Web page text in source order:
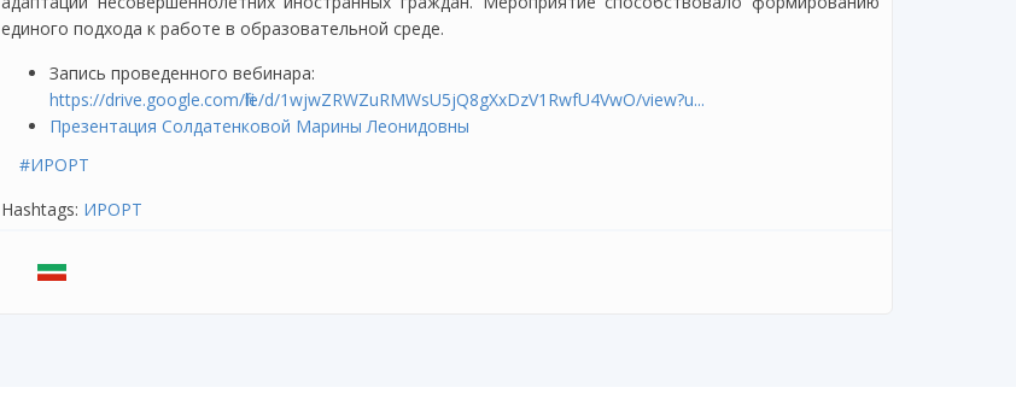
единого подхода к работе в образовательной среде.
Запись проведенного вебинара:
https://drive.google.com/file/d/1wjwZRWZuRMWsU5jQ8gXxDzV1RwfU4VwO/view?u...
Презентация Солдатенковой Марины Леонидовны
#ИРОРТ
Hashtags: ИРОРТ